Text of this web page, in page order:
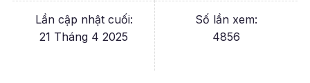
Lần cập nhật cuối:
21 Tháng 4 2025
Số lần xem:
4856